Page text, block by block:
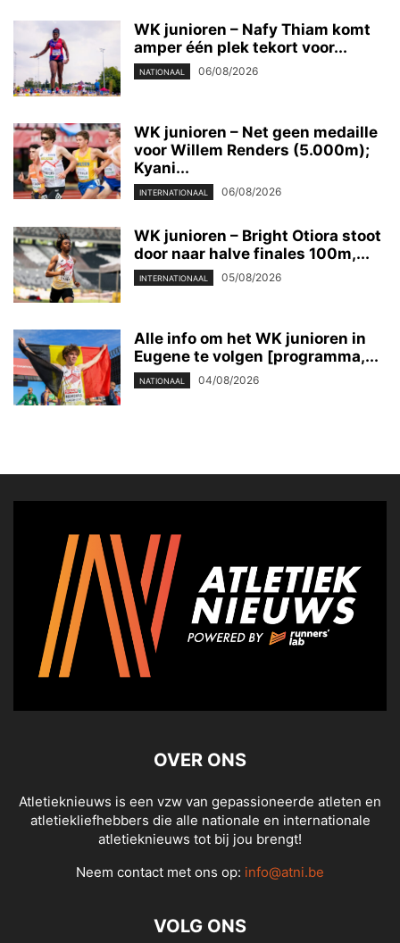
WK junioren – Nafy Thiam komt
amper één plek tekort voor...
NATIONAAL 06/08/2026
WK junioren – Net geen medaille
voor Willem Renders (5.000m);
Kyani...
INTERNATIONAAL 06/08/2026
WK junioren – Bright Otiora stoot
door naar halve finales 100m,...
INTERNATIONAAL 05/08/2026
Alle info om het WK junioren in
Eugene te volgen [programma,...
NATIONAAL 04/08/2026
OVER ONS
Atletieknieuws is een vzw van gepassioneerde atleten en
atletiekliefhebbers die alle nationale en internationale
atletieknieuws tot bij jou brengt!
Neem contact met ons op: info@atni.be
VOLG ONS